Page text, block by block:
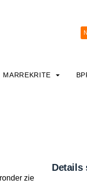
MARREKRITE
zie
Details